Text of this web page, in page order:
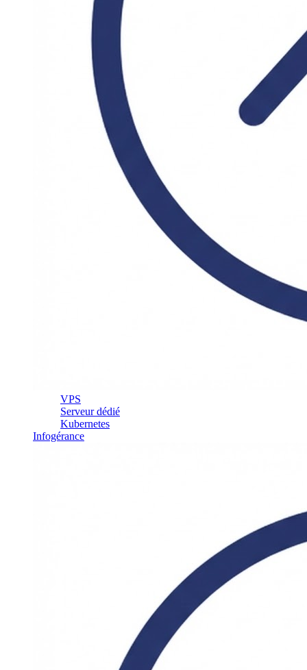
VPS
Serveur dédié
Kubernetes
Infogérance